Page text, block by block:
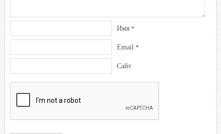
Имя *
Email *
Сайт